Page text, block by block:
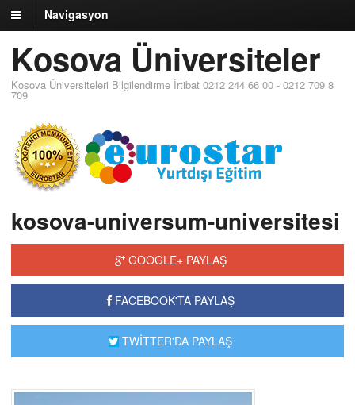
Navigasyon
Kosova Üniversiteler
Kosova Üniversiteleri Bilgilendirme İrtibat 0212 244 66 00 - 0212 709 8
709
kosova-universum-universitesi
GOOGLE+ PAYLAŞ
FACEBOOK'TA PAYLAŞ
TWİTTER'DA PAYLAŞ